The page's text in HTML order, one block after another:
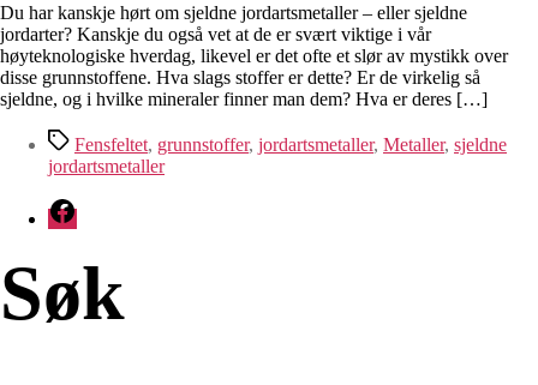
Du har kanskje hørt om sjeldne jordartsmetaller – eller sjeldne
jordarter? Kanskje du også vet at de er svært viktige i vår
høyteknologiske hverdag, likevel er det ofte et slør av mystikk over
disse grunnstoffene. Hva slags stoffer er dette? Er de virkelig så
sjeldne, og i hvilke mineraler finner man dem? Hva er deres […]
Stikkord
Fensfeltet, grunnstoffer, jordartsmetaller, Metaller, sjeldne
jordartsmetaller
Facebook
Søk